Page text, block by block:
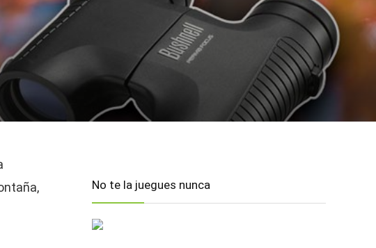
No te la juegues nunca